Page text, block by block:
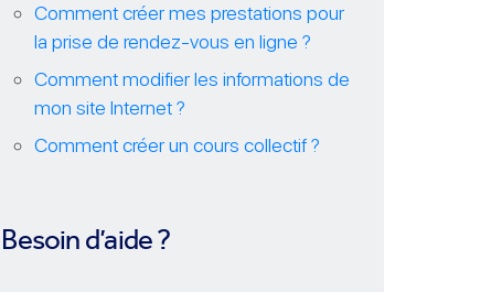
Comment créer mes prestations pour
la prise de rendez-vous en ligne ?
Comment modifier les informations de
mon site Internet ?
Comment créer un cours collectif ?
Besoin d’aide ?